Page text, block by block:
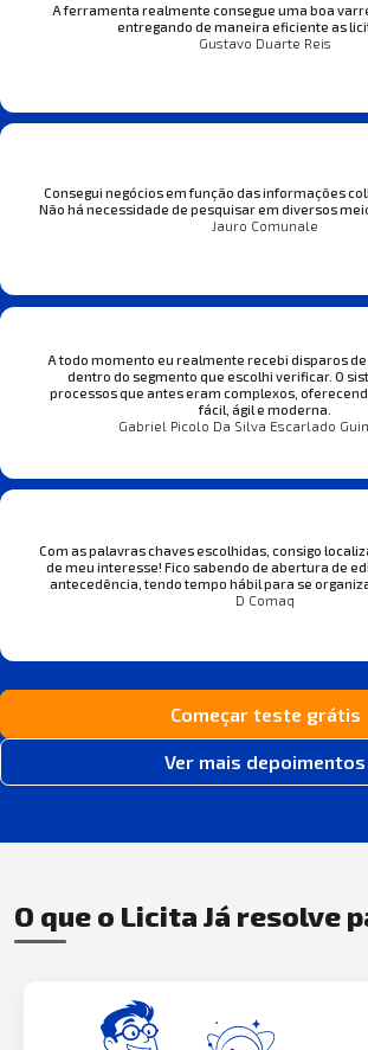
A ferramenta realmente consegue uma boa
entregando de maneira eficiente as
Gustavo Duarte Reis
Consegui negócios em função das informações
Não há necessidade de pesquisar em diversos
Jauro Comunale
A todo momento eu realmente recebi disparos
dentro do segmento que escolhi verificar. O
processos que antes eram complexos,
fácil, ágil e moderna.
Gabriel Picolo Da Silva Escarlado
Com as palavras chaves escolhidas, consigo
de meu interesse! Fico sabendo de abertura de
antecedência, tendo tempo hábil para se
D Comaq
Começar teste grátis
Ver mais depoimentos
O que o Licita Já resolve